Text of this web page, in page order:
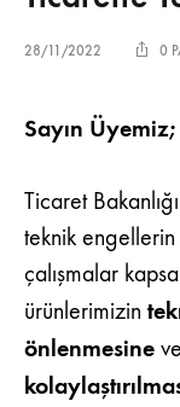
28/11/2022 0
Sayın Üyemiz;
Ticaret
teknik engellerin
çalışmalar
ürünlerimizin
önlenmesine ve